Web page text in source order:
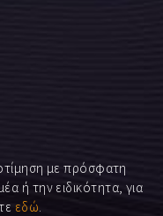
με πρόσφατη
ή την ειδικότητα, για
εδώ.